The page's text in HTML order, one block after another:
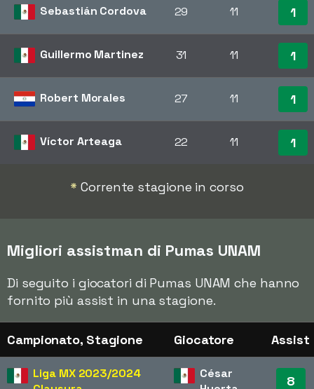
Sebastián Cordova 29 11 1
Guillermo Martinez 31 11 1
Robert Morales 27 11 1
Víctor Arteaga 22 11 1
* Corrente stagione in corso
Migliori assistman di Pumas UNAM
Di seguito i giocatori di Pumas UNAM che hanno
fornito più assist in una stagione.
Campionato, Stagione Giocatore Assist
Liga MX 2023/2024
César
8